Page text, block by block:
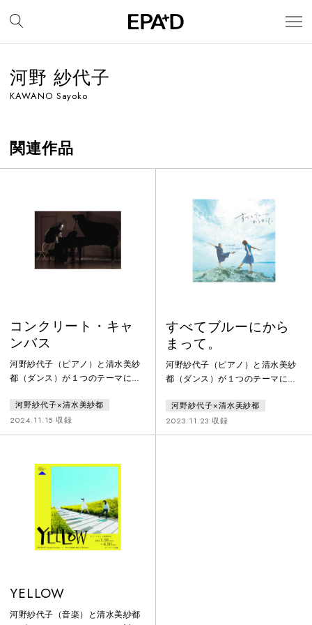
河野 紗代子
KAWANO Sayoko
関連作品
コンクリート・キャ
ンバス
河野紗代子（ピアノ）と清水美紗
都（ダンス）が１つのテーマに対
品。精彩を欠く現代人のグレーな
日常生活の中にも、コンクリート
の狭間に咲くタンポポやグラフィ
在する。限りなく続くこの単調な
コンクリートの世界をキャンバス
描けるか。
河野紗代子×清水美紗都
2024.11.15 収録
すべてブルーにから
まって。
河野紗代子（ピアノ）と清水美紗
都（ダンス）が１つのテーマに対
品。海は刻々と表情を変え、様々
なブルーを見せてくれる。キラキ
ラとした心躍る水色のブルー。時
河野紗代子×清水美紗都
2023.11.23 収録
YELLOW
河野紗代子（音楽）と清水美紗都